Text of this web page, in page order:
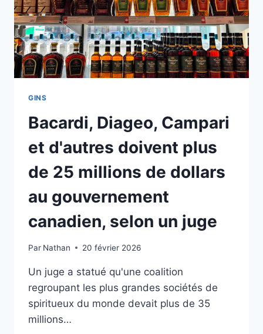
GINS
Bacardi, Diageo, Campari
et d'autres doivent plus
de 25 millions de dollars
au gouvernement
canadien, selon un juge
Par Nathan 20 février 2026
Un juge a statué qu'une coalition
regroupant les plus grandes sociétés de
spiritueux du monde devait plus de 35
millions…